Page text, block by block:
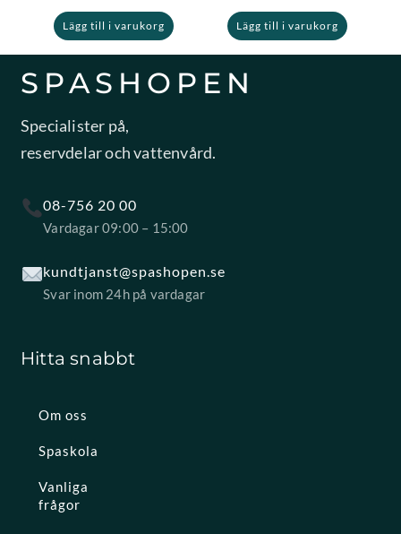
Lägg till i varukorg Lägg till i varukorg
SPASHOPEN
Specialister på,
reservdelar och vattenvård.
08-756 20 00
Vardagar 09:00 – 15:00
kundtjanst@spashopen.se
Svar inom 24h på vardagar
Hitta snabbt
Om oss
Spaskola
Vanliga
frågor